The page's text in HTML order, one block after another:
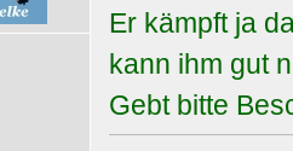
Er kämpft ja
kann ihm gut
Gebt bitte